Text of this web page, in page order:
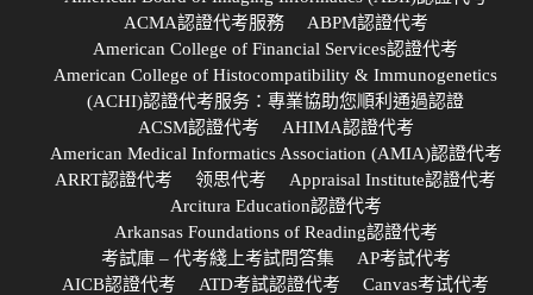
ACMA認證代考服務
ABPM認證代考
American College of Financial Services認證代考
American College of Histocompatibility & Immunogenetics
(ACHI)認證代考服务：專業協助您順利通過認證
ACSM認證代考
AHIMA認證代考
American Medical Informatics Association (AMIA)認證代考
ARRT認證代考
领思代考
Appraisal Institute認證代考
Arcitura Education認證代考
Arkansas Foundations of Reading認證代考
考試庫 – 代考綫上考試問答集
AP考試代考
AICB認證代考
ATD考試認證代考
Canvas考试代考